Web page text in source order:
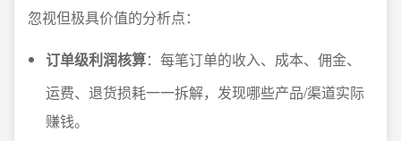
忽视但极具价值的分析点：
订单级利润核算：每笔订单的收入、成本、佣金、
运费、退货损耗一一拆解，发现哪些产品/渠道实际
赚钱。